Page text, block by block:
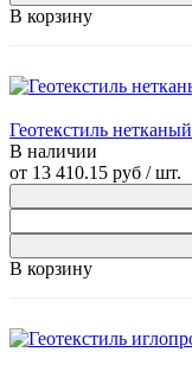
В корзину
Геотекстиль
В наличии
от 13 410.15 руб / шт.
В корзину